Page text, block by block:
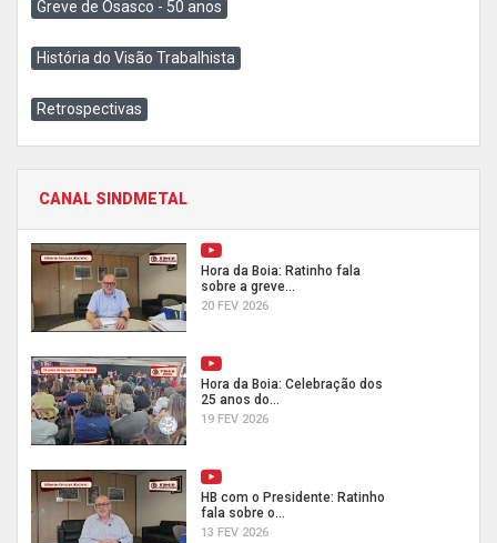
Greve de Osasco - 50 anos
História do Visão Trabalhista
Retrospectivas
CANAL SINDMETAL
Hora da Boia: Ratinho fala
sobre a greve...
20 FEV 2026
Hora da Boia: Celebração dos
25 anos do...
19 FEV 2026
HB com o Presidente: Ratinho
fala sobre o...
13 FEV 2026